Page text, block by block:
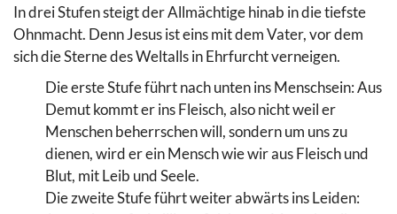
In drei Stufen steigt der Allmächtige hinab in die tiefste
Ohnmacht. Denn Jesus ist eins mit dem Vater, vor dem
sich die Sterne des Weltalls in Ehrfurcht verneigen.
Die erste Stufe führt nach unten ins Menschsein: Aus
Demut kommt er ins Fleisch, also nicht weil er
Menschen beherrschen will, sondern um uns zu
dienen, wird er ein Mensch wie wir aus Fleisch und
Blut, mit Leib und Seele.
Die zweite Stufe führt weiter abwärts ins Leiden: